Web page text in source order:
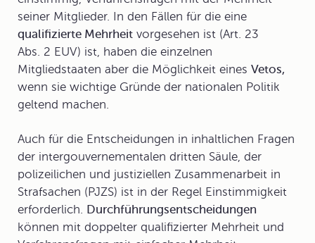
seiner Mitglieder. In den Fällen für die eine
qualifizierte Mehrheit vorgesehen ist (Art. 23
Abs. 2 EUV) ist, haben die einzelnen
Mitgliedstaaten aber die Möglichkeit eines Vetos,
wenn sie wichtige Gründe der nationalen Politik
geltend machen.
Auch für die Entscheidungen in inhaltlichen Fragen
der intergouvernementalen dritten Säule, der
polizeilichen und justiziellen Zusammenarbeit in
Strafsachen (PJZS) ist in der Regel Einstimmigkeit
erforderlich. Durchführungsentscheidungen
können mit doppelter qualifizierter Mehrheit und